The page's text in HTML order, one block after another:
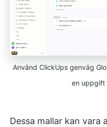
Använd ClickUps genväg
en uppgift
Dessa mallar kan vara